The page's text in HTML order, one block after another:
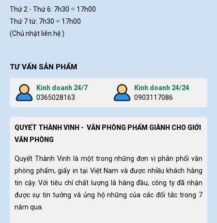
Thứ 2 - Thứ 6: 7h30 ÷ 17h00
Thứ 7 từ: 7h30 ÷ 17h00
(Chủ nhật liên hệ )
TƯ VẤN SẢN PHẨM
Kinh doanh 24/7
0365028163
Kinh doanh 24/24
0903117086
QUYẾT THÀNH VINH - VĂN PHÒNG PHẨM GIÀNH CHO GIỚI
VĂN PHÒNG
Quyết Thành Vinh là một trong những đơn vị phân phối văn
phòng phẩm, giấy in tại Việt Nam và được nhiều khách hàng
tin cậy. Với tiêu chí chất lượng là hàng đầu, công ty đã nhận
được sự tin tưởng và ủng hộ những của các đối tác trong 7
năm qua.